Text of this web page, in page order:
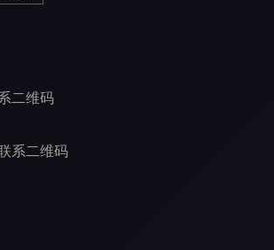
二维码
系二维码